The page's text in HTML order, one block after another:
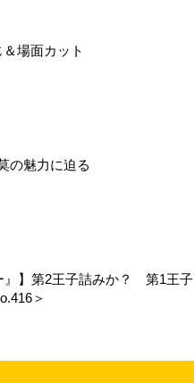
場面カット
の魅力に迫る
』】第2王子詰みか？ 第1王子
＞